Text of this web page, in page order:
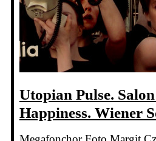
Utopian Pulse.
Happiness. Wiener